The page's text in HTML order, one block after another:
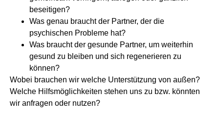
beseitigen?
Was genau braucht der Partner, der die
psychischen Probleme hat?
Was braucht der gesunde Partner, um weiterhin
gesund zu bleiben und sich regenerieren zu
können?
Wobei brauchen wir welche Unterstützung von außen?
Welche Hilfsmöglichkeiten stehen uns zu bzw. könnten
wir anfragen oder nutzen?